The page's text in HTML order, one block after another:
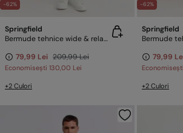
-62%
Springfield
Bermude tehnice wide & relaxed fit
79,99 Lei 209,99 Lei
Economisești 130,00 Lei
+2 Culori
-62%
Springfield
79,99
Economisești
+2 Culori